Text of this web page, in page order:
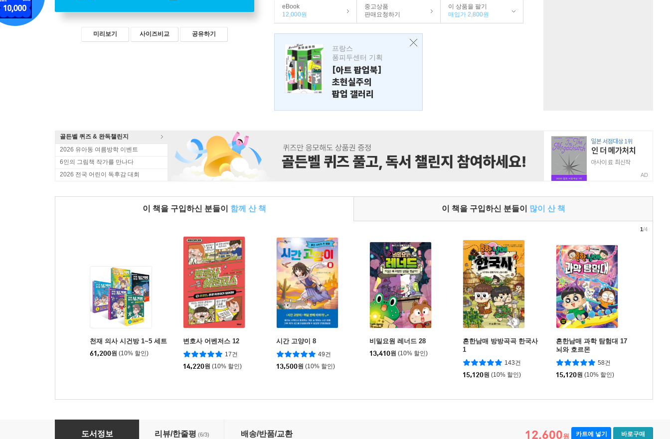
미리보기 사이즈비교 공유하기
eBook
12,000원
중고상품
판매요청하기
이 상품을 팔기
매입가 2,800원
프랑스
퐁피두센터 기획
[아트 팝업북]
초현실주의
팝업 갤러리
골든벨 퀴즈 & 완독챌린지
2026 유아동 여름방학 이벤트
6인의 그림책 작가를 만나다
2026 전국 어린이 독후감 대회
AD
이 책을 구입하신 분들이 함께 산 책 이 책을 구입하신 분들이 많이 산 책
천재 의사 시건방 1~5 세트
61,200원 (10% 할인)
변호사 어벤저스 12
17건
14,220원 (10% 할인)
시간 고양이 8
49건
13,500원 (10% 할인)
비밀요원 레너드 28
13,410원 (10% 할인)
흔한남매 방방곡곡 한국사
1
143건
15,120원 (10% 할인)
흔한남매 과학 탐험대 17
뇌와 호르몬
58건
15,120원 (10% 할인)
1/4
천재 의사 시건방 5
도서정보 리뷰/한줄평 (6/3) 배송/반품/교환 12,600원 카트에 넣기 바로구매